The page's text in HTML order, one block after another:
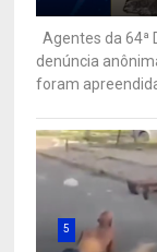
Agentes da 64ª
denúncia
foram
5